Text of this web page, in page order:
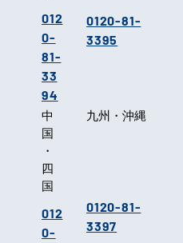
012
0-
81-
33
94
0120-81-
3395
中
国
・
四
国
012
0-
九州・沖縄
0120-81-
3397